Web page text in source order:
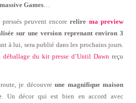
Games
peuvent encorerelire ma preview
sur une version reprenant environ 3
à lui, sera publié dans les prochains jours.
déballage du kit presse d’Until Dawn reçu
route, je découvreune magnifique maison
. Un décor qui est bien en accord avec